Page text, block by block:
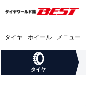
タイヤ ホイール メニュー
タイヤ